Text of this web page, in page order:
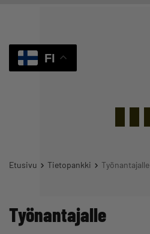
FI
Etusivu Tietopankki Työnantajalle
Työnantajalle